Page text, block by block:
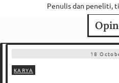
Penulis dan peneliti,
18
KARYA